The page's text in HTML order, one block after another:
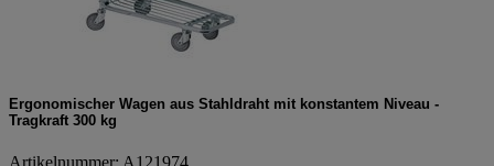
Ergonomischer Wagen aus Stahldraht mit konstantem Niveau -
Tragkraft 300 kg